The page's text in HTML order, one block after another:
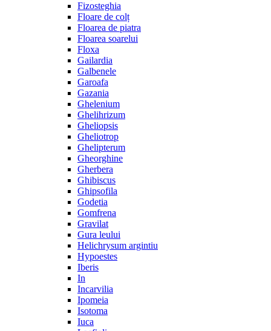
Fizosteghia
Floare de colț
Floarea de piatra
Floarea soarelui
Floxa
Gailardia
Galbenele
Garoafa
Gazania
Ghelenium
Ghelihrizum
Gheliopsis
Gheliotrop
Ghelipterum
Gheorghine
Gherbera
Ghibiscus
Ghipsofila
Godetia
Gomfrena
Gravilat
Gura leului
Helichrysum argintiu
Hypoestes
Iberis
In
Incarvilia
Ipomeia
Isotoma
Iuca